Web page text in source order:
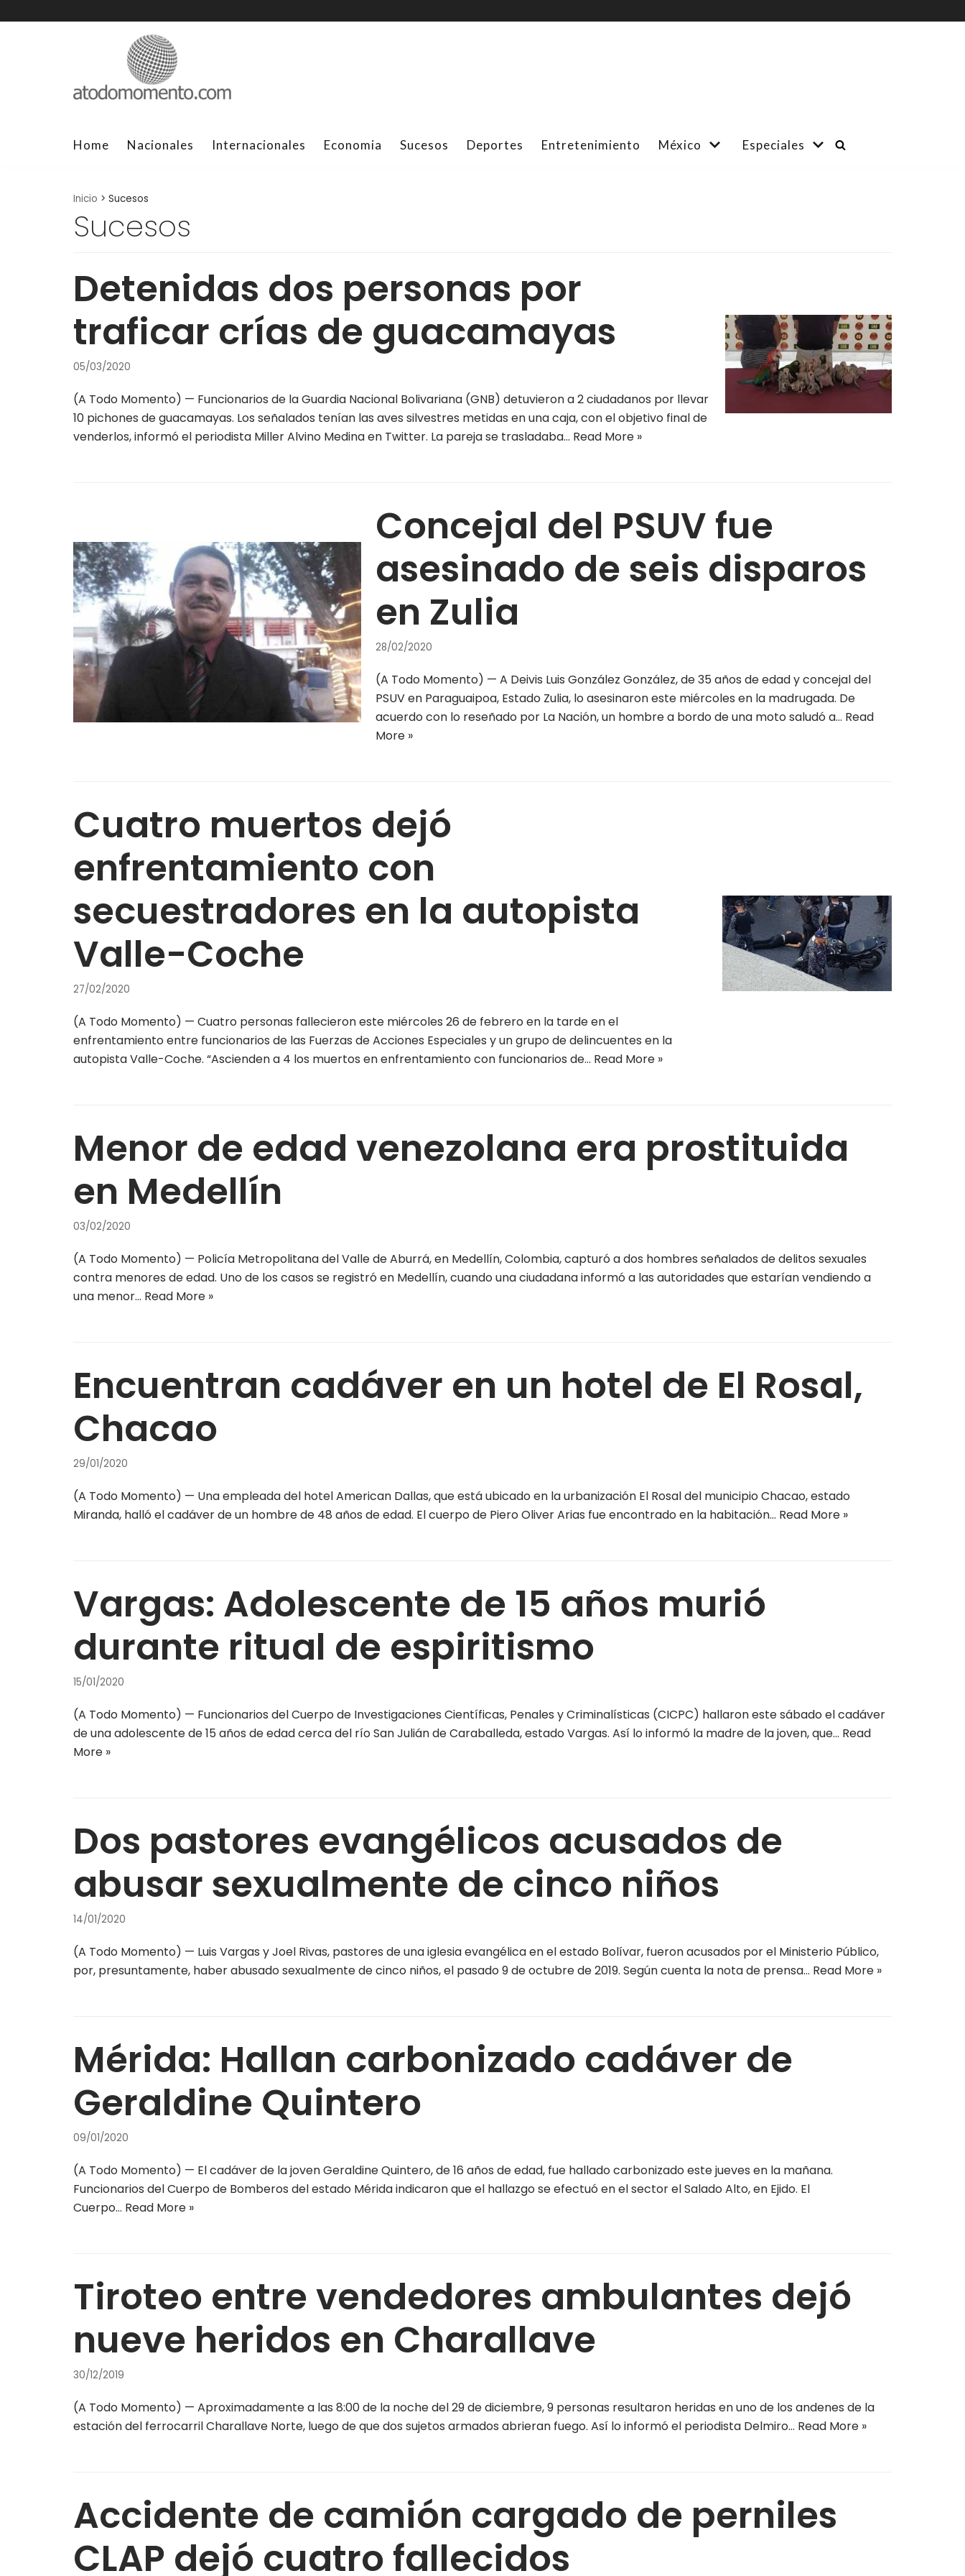
Home Nacionales Internacionales Economia Sucesos Deportes Entretenimiento México Especiales
Inicio > Sucesos
Sucesos
Detenidas dos personas por
traficar crías de guacamayas
05/03/2020
(A Todo Momento) — Funcionarios de la Guardia Nacional Bolivariana (GNB) detuvieron a 2 ciudadanos por llevar
10 pichones de guacamayas. Los señalados tenían las aves silvestres metidas en una caja, con el objetivo final de
venderlos, informó el periodista Miller Alvino Medina en Twitter. La pareja se trasladaba… Read More »
Concejal del PSUV fue
asesinado de seis disparos
en Zulia
28/02/2020
(A Todo Momento) — A Deivis Luis González González, de 35 años de edad y concejal del
PSUV en Paraguaipoa, Estado Zulia, lo asesinaron este miércoles en la madrugada. De
acuerdo con lo reseñado por La Nación, un hombre a bordo de una moto saludó a… Read
More »
Cuatro muertos dejó
enfrentamiento con
secuestradores en la autopista
Valle-Coche
27/02/2020
(A Todo Momento) — Cuatro personas fallecieron este miércoles 26 de febrero en la tarde en el
enfrentamiento entre funcionarios de las Fuerzas de Acciones Especiales y un grupo de delincuentes en la
autopista Valle-Coche. “Ascienden a 4 los muertos en enfrentamiento con funcionarios de… Read More »
Menor de edad venezolana era prostituida
en Medellín
03/02/2020
(A Todo Momento) — Policía Metropolitana del Valle de Aburrá, en Medellín, Colombia, capturó a dos hombres señalados de delitos sexuales
contra menores de edad. Uno de los casos se registró en Medellín, cuando una ciudadana informó a las autoridades que estarían vendiendo a
una menor… Read More »
Encuentran cadáver en un hotel de El Rosal,
Chacao
29/01/2020
(A Todo Momento) — Una empleada del hotel American Dallas, que está ubicado en la urbanización El Rosal del municipio Chacao, estado
Miranda, halló el cadáver de un hombre de 48 años de edad. El cuerpo de Piero Oliver Arias fue encontrado en la habitación… Read More »
Vargas: Adolescente de 15 años murió
durante ritual de espiritismo
15/01/2020
(A Todo Momento) — Funcionarios del Cuerpo de Investigaciones Científicas, Penales y Criminalísticas (CICPC) hallaron este sábado el cadáver
de una adolescente de 15 años de edad cerca del río San Julián de Caraballeda, estado Vargas. Así lo informó la madre de la joven, que… Read
More »
Dos pastores evangélicos acusados de
abusar sexualmente de cinco niños
14/01/2020
(A Todo Momento) — Luis Vargas y Joel Rivas, pastores de una iglesia evangélica en el estado Bolívar, fueron acusados por el Ministerio Público,
por, presuntamente, haber abusado sexualmente de cinco niños, el pasado 9 de octubre de 2019. Según cuenta la nota de prensa… Read More »
Mérida: Hallan carbonizado cadáver de
Geraldine Quintero
09/01/2020
(A Todo Momento) — El cadáver de la joven Geraldine Quintero, de 16 años de edad, fue hallado carbonizado este jueves en la mañana.
Funcionarios del Cuerpo de Bomberos del estado Mérida indicaron que el hallazgo se efectuó en el sector el Salado Alto, en Ejido. El
Cuerpo… Read More »
Tiroteo entre vendedores ambulantes dejó
nueve heridos en Charallave
30/12/2019
(A Todo Momento) — Aproximadamente a las 8:00 de la noche del 29 de diciembre, 9 personas resultaron heridas en uno de los andenes de la
estación del ferrocarril Charallave Norte, luego de que dos sujetos armados abrieran fuego. Así lo informó el periodista Delmiro… Read More »
Accidente de camión cargado de perniles
CLAP dejó cuatro fallecidos